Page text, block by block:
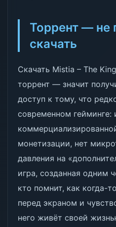
Торрент — не
скачать
Скачать Mistia – The
торрент — значит
доступ к тому, что
современном гейминге:
монетизации, нет
давления на
игра, созданная одним
кто помнит, как когда-
перед экраном и
него живёт своей